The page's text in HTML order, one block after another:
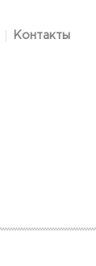
Контакты